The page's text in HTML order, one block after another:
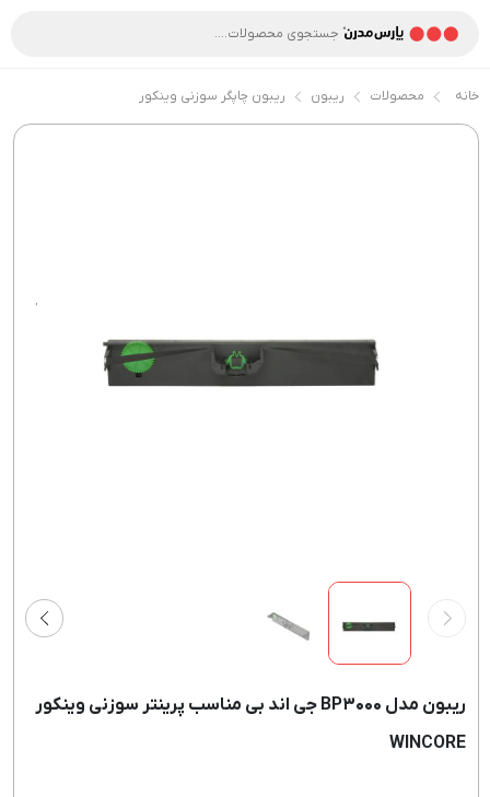
خانه محصولات ریبون ریبون چاپگر سوزنی وینکور
ریبون مدل BP۳۰۰۰ جی اند بی مناسب پرینتر سوزنی وینکور
WINCORE